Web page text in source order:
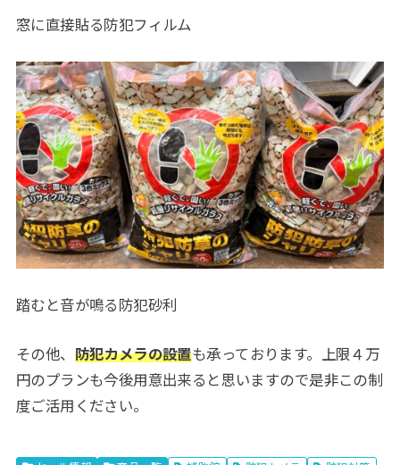
窓に直接貼る防犯フィルム
踏むと音が鳴る防犯砂利
その他、 防犯カメラの設置も承っております。上限４万
円のプランも今後用意出来ると思いますので是非この制
度ご活用ください。